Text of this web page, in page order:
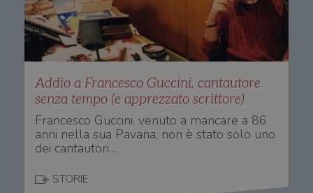
Addio a Francesco Guccini, cantautore
senza tempo (e apprezzato scrittore)
Francesco Guccini, venuto a mancare a 86
anni nella sua Pavana, non è stato solo uno
dei cantautori…
STORIE